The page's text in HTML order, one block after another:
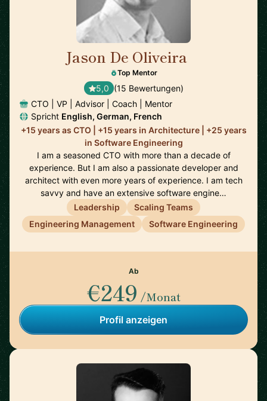
Jason De Oliveira
Top Mentor
5,0 (15 Bewertungen)
CTO | VP | Advisor | Coach | Mentor
Spricht English, German, French
+15 years as CTO | +15 years in Architecture | +25 years
in Software Engineering
I am a seasoned CTO with more than a decade of
experience. But I am also a passionate developer and
architect with even more years of experience. I am tech
savvy and have an extensive software engine…
Leadership
Scaling Teams
Engineering Management
Software Engineering
Ab
€249 /Monat
Profil anzeigen